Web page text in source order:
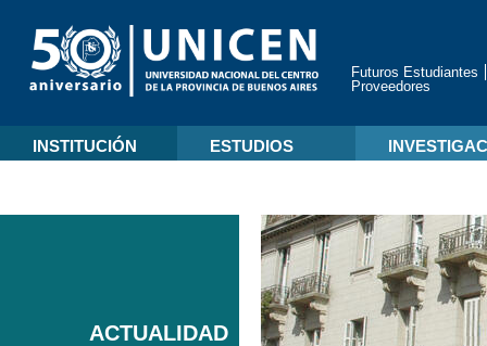
Futuros Estudiantes
Proveedores
INSTITUCIÓN ESTUDIOS
ACTUALIDAD